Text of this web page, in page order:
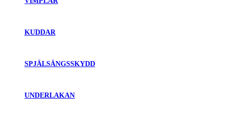
KUDDAR
SPJÄLSÄNGSSKYDD
UNDERLAKAN